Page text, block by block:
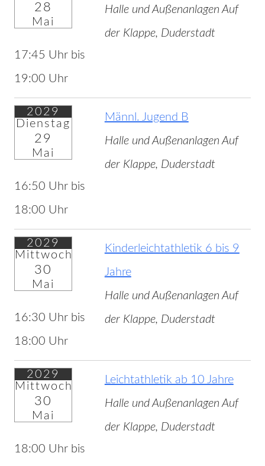
28
Mai
17:45 Uhr bis
19:00 Uhr
Halle und Außenanlagen Auf
der Klappe, Duderstadt
2029
Dienstag
29
Mai
16:50 Uhr bis
18:00 Uhr
Männl. Jugend B
Halle und Außenanlagen Auf
der Klappe, Duderstadt
2029
Mittwoch
30
Mai
16:30 Uhr bis
18:00 Uhr
Kinderleichtathletik 6 bis 9
Jahre
Halle und Außenanlagen Auf
der Klappe, Duderstadt
2029
Mittwoch
30
Mai
18:00 Uhr bis
Leichtathletik ab 10 Jahre
Halle und Außenanlagen Auf
der Klappe, Duderstadt